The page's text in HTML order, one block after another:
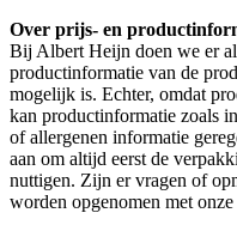
Over prijs- en
Bij Albert Heijn doen we er
productinformatie van de
mogelijk is. Echter, omdat
kan productinformatie zoals
of allergenen informatie
aan om altijd eerst de
nuttigen. Zijn er vragen of
worden opgenomen met